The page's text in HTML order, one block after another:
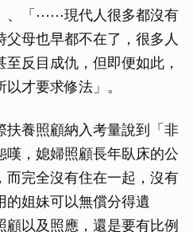
、「⋯⋯現代人很多都沒有
母也早都不在了，很多人
反目成仇，但即便如此，
才要求修法」。
扶養照顧納入考量說到「非
嘆，媳婦照顧長年臥床的公
而完全沒有住在一起，沒有
的姐妹可以無償分得遺
以及照應，還是要有比例